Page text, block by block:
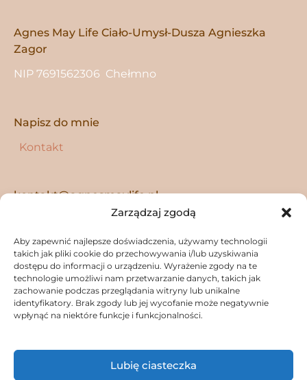
Zarządzaj zgodą
Aby zapewnić najlepsze doświadczenia, używamy technologii
takich jak pliki cookie do przechowywania i/lub uzyskiwania
dostępu do informacji o urządzeniu. Wyrażenie zgody na te
technologie umożliwi nam przetwarzanie danych, takich jak
zachowanie podczas przeglądania witryny lub unikalne
identyfikatory. Brak zgody lub jej wycofanie może negatywnie
wpłynąć na niektóre funkcje i funkcjonalności.
Lubię ciasteczka
Agnes May Life Ciało-Umysł-Dusza Agnieszka
Zagor
NIP 7691562306 Chełmno
Napisz do mnie
Kontakt
kontakt@agnesmaylife.pl
Tu mnie znajdziesz
Instagram
Facebook
YouTube
Copyright © 2026